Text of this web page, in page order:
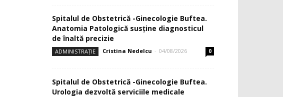
Spitalul de Obstetrică -Ginecologie Buftea.
Anatomia Patologică susţine diagnosticul
de înaltă precizie
ADMINISTRAȚIE Cristina Nedelcu - 04/08/2026 0
Spitalul de Obstetrică -Ginecologie Buftea.
Urologia dezvoltă serviciile medicale